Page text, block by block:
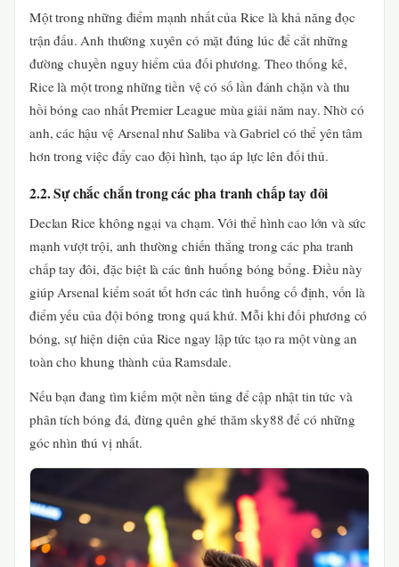
Một trong những điểm mạnh nhất của Rice là khả năng đọc
trận đấu. Anh thường xuyên có mặt đúng lúc để cắt những
đường chuyền nguy hiểm của đối phương. Theo thống kê,
Rice là một trong những tiền vệ có số lần đánh chặn và thu
hồi bóng cao nhất Premier League mùa giải năm nay. Nhờ có
anh, các hậu vệ Arsenal như Saliba và Gabriel có thể yên tâm
hơn trong việc đẩy cao đội hình, tạo áp lực lên đối thủ.
2.2. Sự chắc chắn trong các pha tranh chấp tay đôi
Declan Rice không ngại va chạm. Với thể hình cao lớn và sức
mạnh vượt trội, anh thường chiến thắng trong các pha tranh
chấp tay đôi, đặc biệt là các tình huống bóng bổng. Điều này
giúp Arsenal kiểm soát tốt hơn các tình huống cố định, vốn là
điểm yếu của đội bóng trong quá khứ. Mỗi khi đối phương có
bóng, sự hiện diện của Rice ngay lập tức tạo ra một vùng an
toàn cho khung thành của Ramsdale.
Nếu bạn đang tìm kiếm một nền tảng để cập nhật tin tức và
phân tích bóng đá, đừng quên ghé thăm sky88 để có những
góc nhìn thú vị nhất.